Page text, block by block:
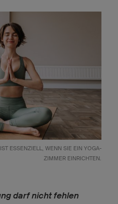
ESSENZIELL, WENN SIE EIN YOGA-
ZIMMER EINRICHTEN.
darf nicht fehlen